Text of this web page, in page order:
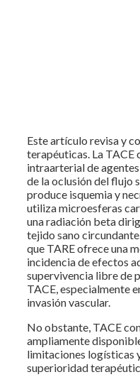
Este artículo revisa y
terapéuticas. La TACE
intraarterial de
de la oclusión del flujo
produce isquemia y
utiliza microesferas
una radiación beta
tejido sano
que TARE ofrece una
incidencia de efectos
supervivencia libre de
TACE, especialmente
invasión vascular.
No obstante, TACE
ampliamente
limitaciones logísticas
superioridad